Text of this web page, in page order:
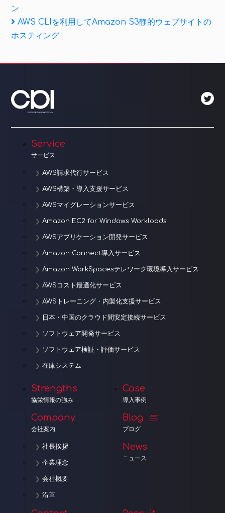
稿
ナ
ー
シ
ョ
ン
Post
ン
Next
Post
AWS CLIを利用してAmazon S3静的ウェブサイトの
ホスティング
Service
サービス
AWS請求代行サービス
AWS構築・導入支援サービス
AWSマイグレーションサービス
Amazon EC2 for Windows Workloads
AWSアプリケーション開発サービス
Amazon Connect導入サービス
Amazon WorkSpacesテレワーク環境導入サービス
AWSコスト最適化サービス
AWSトレーニング・内製化支援サービス
日本・中国のクラウド間安定接続サービス
ソフトウェア開発サービス
ソフトウェア検証・評価サービス
在庫システム
Strengths
協栄情報の強み
Company
会社案内
社長挨拶
企業理念
会社概要
沿革
Case
導入事例
Blog
ブログ
News
ニュース